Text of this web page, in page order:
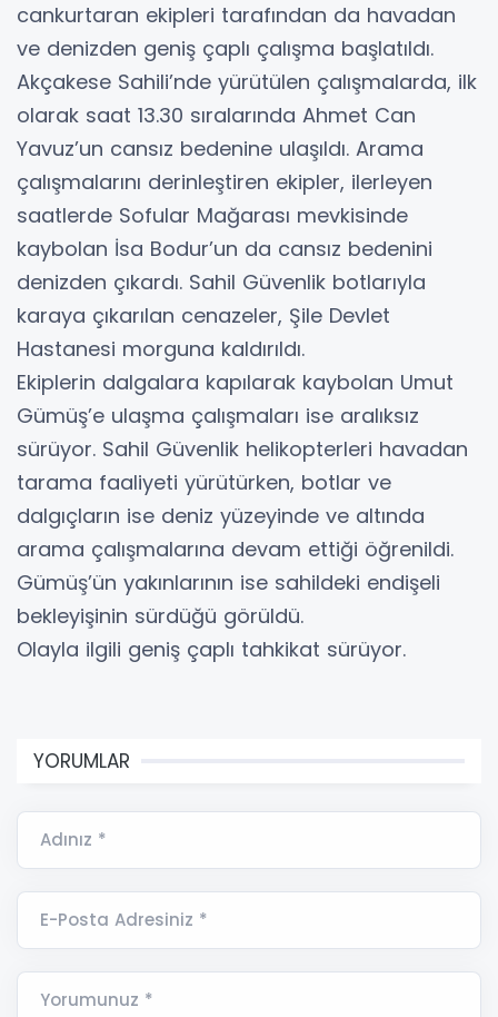
cankurtaran ekipleri tarafından da havadan
ve denizden geniş çaplı çalışma başlatıldı.
Akçakese Sahili’nde yürütülen çalışmalarda, ilk
olarak saat 13.30 sıralarında Ahmet Can
Yavuz’un cansız bedenine ulaşıldı. Arama
çalışmalarını derinleştiren ekipler, ilerleyen
saatlerde Sofular Mağarası mevkisinde
kaybolan İsa Bodur’un da cansız bedenini
denizden çıkardı. Sahil Güvenlik botlarıyla
karaya çıkarılan cenazeler, Şile Devlet
Hastanesi morguna kaldırıldı.
Ekiplerin dalgalara kapılarak kaybolan Umut
Gümüş’e ulaşma çalışmaları ise aralıksız
sürüyor. Sahil Güvenlik helikopterleri havadan
tarama faaliyeti yürütürken, botlar ve
dalgıçların ise deniz yüzeyinde ve altında
arama çalışmalarına devam ettiği öğrenildi.
Gümüş’ün yakınlarının ise sahildeki endişeli
bekleyişinin sürdüğü görüldü.
Olayla ilgili geniş çaplı tahkikat sürüyor.
YORUMLAR
Adınız *
E-Posta Adresiniz *
Yorumunuz *